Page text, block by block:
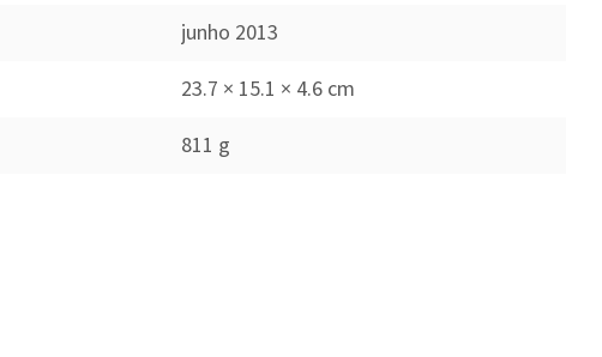
junho 2013
23.7 × 15.1 × 4.6 cm
811 g